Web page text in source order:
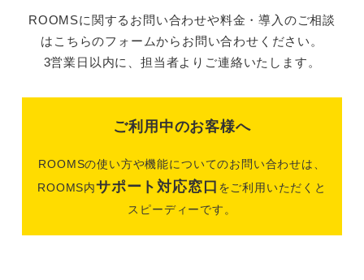
ROOMSに関するお問い合わせや料金・導入のご相談
は こちらのフォームからお問い合わせください。
3営業日以内に、担当者よりご連絡いたします。
ご利用中のお客様へ
ROOMSの使い方や機能についてのお問い合わせは、
ROOMS内サポート対応窓口 をご利用いただくと
スピーディーです。